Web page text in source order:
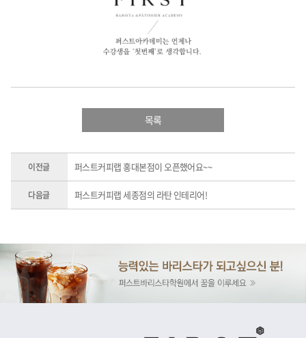
목록
이전글 퍼스트커피랩 홍대본점이 오픈했어요~~
다음글 퍼스트커피랩 세종점의 라탄 인테리어!